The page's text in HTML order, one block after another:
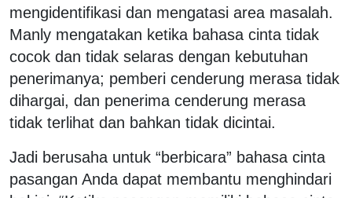
mengidentifikasi dan mengatasi area masalah.
Manly mengatakan ketika bahasa cinta tidak
cocok dan tidak selaras dengan kebutuhan
penerimanya; pemberi cenderung merasa tidak
dihargai, dan penerima cenderung merasa
tidak terlihat dan bahkan tidak dicintai.
Jadi berusaha untuk “berbicara” bahasa cinta
pasangan Anda dapat membantu menghindari